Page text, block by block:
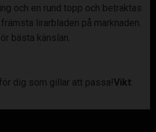
och en rund topp och betraktas
lirarbladen på marknaden.
bästa känslan.
dig som gillar att passa!Vikt: